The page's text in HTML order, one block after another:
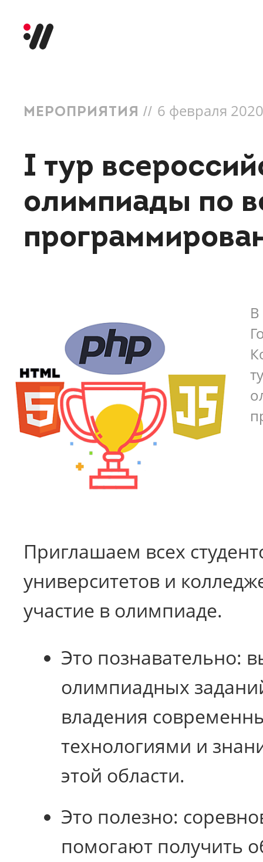
МЕРОПРИЯТИЯ // 6 февраля 2020
I тур
олимпиады по
Приглашаем всех
университетов и
участие в олимпиаде.
Это познавательно:
олимпиадных
владения
технологиями и
этой области.
Это полезно:
помогают получить